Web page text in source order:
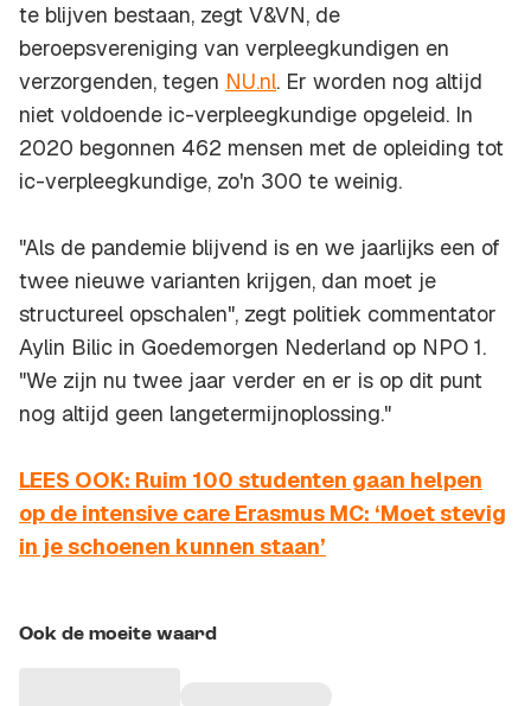
te blijven bestaan, zegt V&VN, de
beroepsvereniging van verpleegkundigen en
verzorgenden, tegen NU.nl. Er worden nog altijd
niet voldoende ic-verpleegkundige opgeleid. In
2020 begonnen 462 mensen met de opleiding tot
ic-verpleegkundige, zo'n 300 te weinig.
"Als de pandemie blijvend is en we jaarlijks een of
twee nieuwe varianten krijgen, dan moet je
structureel opschalen", zegt politiek commentator
Aylin Bilic in Goedemorgen Nederland op NPO 1.
"We zijn nu twee jaar verder en er is op dit punt
nog altijd geen langetermijnoplossing."
LEES OOK: Ruim 100 studenten gaan helpen
op de intensive care Erasmus MC: ‘Moet stevig
in je schoenen kunnen staan’
Ook de moeite waard